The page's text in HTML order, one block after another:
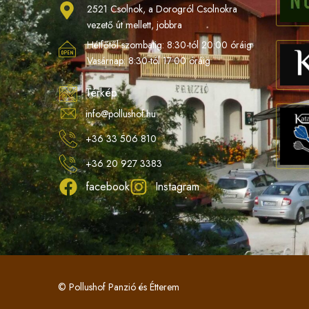
2521 Csolnok, a Dorogról Csolnokra
vezető út mellett, jobbra
Hétfőtől szombatig: 8:30-tól 20:00 óráig
Vasárnap: 8:30-tól 17:00 óráig
Térkép
info@pollushof.hu
+36 33 506 810
+36 20 927 3383
facebook Instagram
© Pollushof Panzió és Étterem